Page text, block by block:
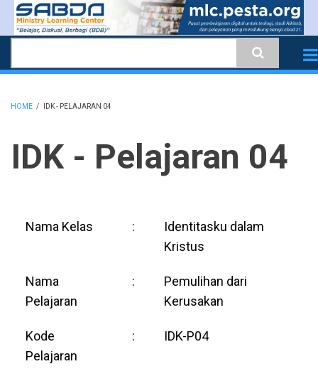
Skip
content
HOME / IDK - PELAJARAN 04
IDK - Pelajaran 04
Nama Kelas :
Identitasku dalam
Kristus
Nama
Pelajaran
:
Pemulihan dari
Kerusakan
Kode
Pelajaran
: IDK-P04